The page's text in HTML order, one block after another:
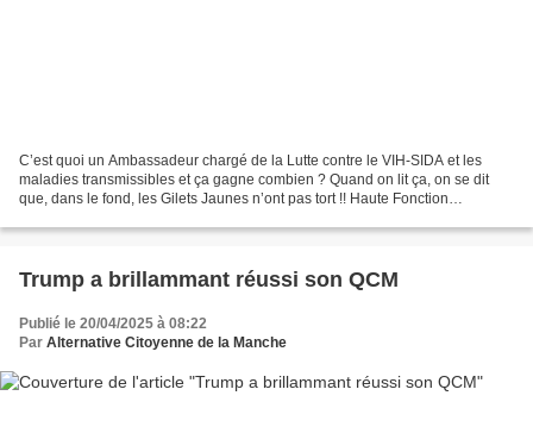
C’est quoi un Ambassadeur chargé de la Lutte contre le VIH-SIDA et les
maladies transmissibles et ça gagne combien ? Quand on lit ça, on se dit
que, dans le fond, les Gilets Jaunes n’ont pas tort !! Haute Fonction
Trump a brillammant réussi son QCM
Publié le 20/04/2025 à 08:22
Par Alternative Citoyenne de la Manche